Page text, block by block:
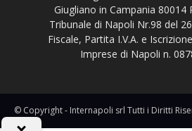
Giugliano in Campania 80014
Tribunale di Napoli Nr.98 del
Fiscale, Partita I.V.A. e
Imprese di Napoli n.
© Copyright - Internapoli srl Tutti i Diritti